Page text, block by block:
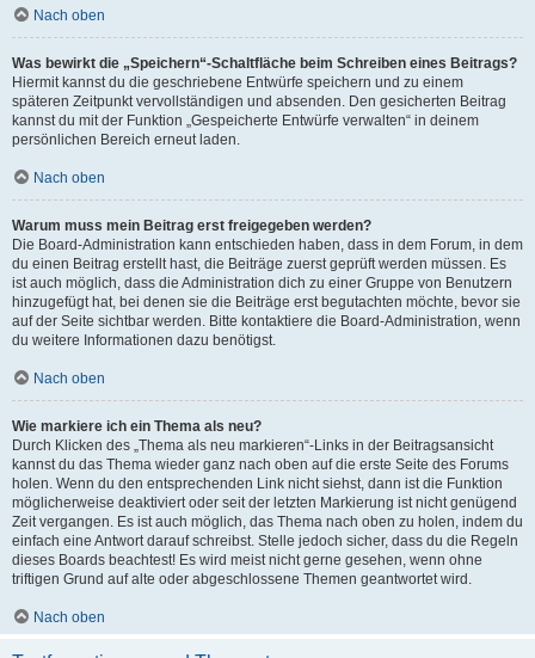
Nach oben
Was bewirkt die „Speichern“-Schaltfläche beim Schreiben eines Beitrags?
Hiermit kannst du die geschriebene Entwürfe speichern und zu einem
späteren Zeitpunkt vervollständigen und absenden. Den gesicherten Beitrag
kannst du mit der Funktion „Gespeicherte Entwürfe verwalten“ in deinem
persönlichen Bereich erneut laden.
Nach oben
Warum muss mein Beitrag erst freigegeben werden?
Die Board-Administration kann entschieden haben, dass in dem Forum, in dem
du einen Beitrag erstellt hast, die Beiträge zuerst geprüft werden müssen. Es
ist auch möglich, dass die Administration dich zu einer Gruppe von Benutzern
hinzugefügt hat, bei denen sie die Beiträge erst begutachten möchte, bevor sie
auf der Seite sichtbar werden. Bitte kontaktiere die Board-Administration, wenn
du weitere Informationen dazu benötigst.
Nach oben
Wie markiere ich ein Thema als neu?
Durch Klicken des „Thema als neu markieren“-Links in der Beitragsansicht
kannst du das Thema wieder ganz nach oben auf die erste Seite des Forums
holen. Wenn du den entsprechenden Link nicht siehst, dann ist die Funktion
möglicherweise deaktiviert oder seit der letzten Markierung ist nicht genügend
Zeit vergangen. Es ist auch möglich, das Thema nach oben zu holen, indem du
einfach eine Antwort darauf schreibst. Stelle jedoch sicher, dass du die Regeln
dieses Boards beachtest! Es wird meist nicht gerne gesehen, wenn ohne
triftigen Grund auf alte oder abgeschlossene Themen geantwortet wird.
Nach oben